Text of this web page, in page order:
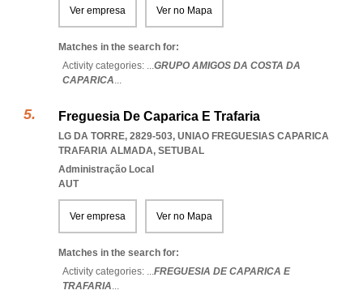
Ver empresa Ver no Mapa
Matches in the search for:
Activity categories: ...GRUPO AMIGOS DA COSTA DA
CAPARICA...
Freguesia De Caparica E Trafaria
LG DA TORRE, 2829-503, UNIAO FREGUESIAS CAPARICA
TRAFARIA ALMADA, SETUBAL
Administração Local
AUT
Ver empresa Ver no Mapa
Matches in the search for:
Activity categories: ...FREGUESIA DE CAPARICA E
TRAFARIA...